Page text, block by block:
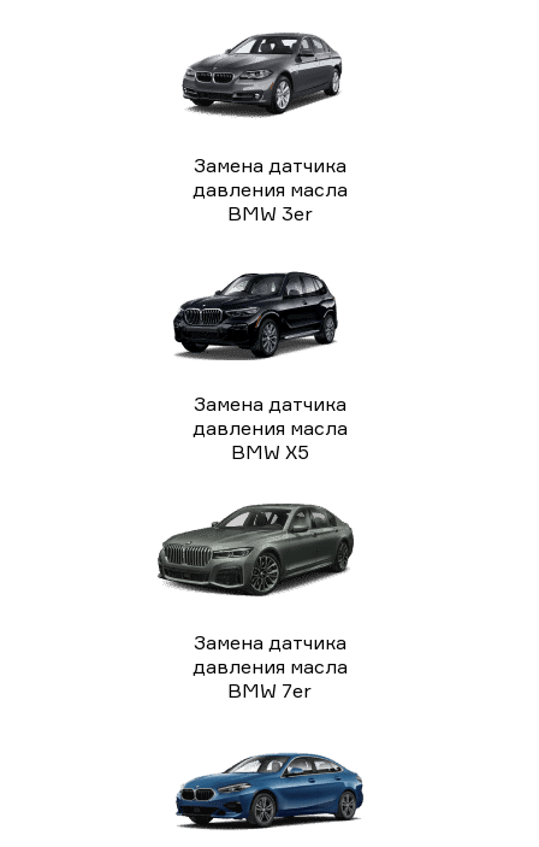
Замена датчика
давления масла
BMW 3er
Замена датчика
давления масла
BMW X5
Замена датчика
давления масла
BMW 7er